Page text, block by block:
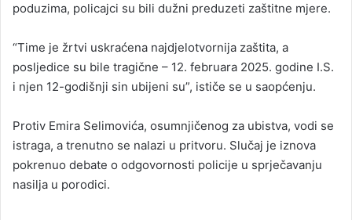
poduzima, policajci su bili dužni preduzeti zaštitne mjere.
“Time je žrtvi uskraćena najdjelotvornija zaštita, a
posljedice su bile tragične – 12. februara 2025. godine I.S.
i njen 12-godišnji sin ubijeni su”, ističe se u saopćenju.
Protiv Emira Selimovića, osumnjičenog za ubistva, vodi se
istraga, a trenutno se nalazi u pritvoru. Slučaj je iznova
pokrenuo debate o odgovornosti policije u sprječavanju
nasilja u porodici.